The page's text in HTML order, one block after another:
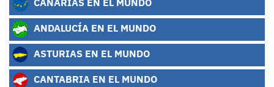
ANDALUCÍA EN EL MUNDO
ASTURIAS EN EL MUNDO
CANTABRIA EN EL MUNDO